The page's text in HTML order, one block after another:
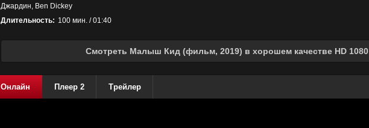
Джардин, Ben Dickey
Длительность: 100 мин. / 01:40
Смотреть Малыш Кид (фильм, 2019) в хорошем качестве HD 1080
Онлайн Плеер 2 Трейлер